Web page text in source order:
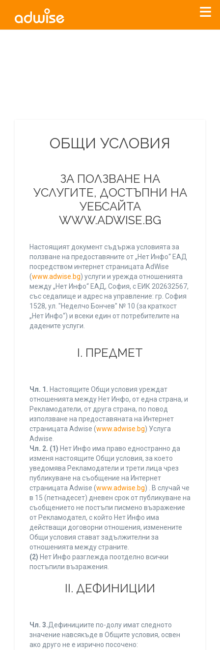
ОБЩИ УСЛОВИЯ
ЗА ПОЛЗВАНЕ НА
УСЛУГИТЕ, ДОСТЪПНИ НА
УЕБСАЙТА
WWW.ADWISE.BG
Настоящият документ съдържа условията за
ползване на предоставяните от „Нет Инфо“ ЕАД
посредством интернет страницата AdWise
(www.adwise.bg) услуги и урежда отношенията
между „Нет Инфо“ ЕАД, София, с ЕИК 202632567,
със седалище и адрес на управление: гр. София
1528, ул. "Неделчо Бончев" № 10 (за краткост
„Нет Инфо“) и всеки един от потребителите на
дадените услуги.
І. ПРЕДМЕТ
Чл. 1. Настоящите Общи условия уреждат
отношенията между Нет Инфо, от една страна, и
Рекламодатели, от друга страна, по повод
използване на предоставяната на Интернет
страницата Adwise (www.adwise.bg) Услуга
Adwise.
Чл. 2. (1) Нет Инфо има право едностранно да
изменя настоящите Общи условия, за което
уведомява Рекламодатели и трети лица чрез
публикуване на съобщение на Интернет
страницата Adwise (www.adwise.bg) . В случай че
в 15 (петнадесет) дневен срок от публикуване на
съобщението не постъпи писмено възражение
от Рекламодател, с който Нет Инфо има
действащи договорни отношения, изменените
Общи условия стават задължителни за
отношенията между страните.
(2) Нет Инфо разглежда поотделно всички
постъпили възражения.
ІІ. ДЕФИНИЦИИ
Чл. 3.Дефинициите по-долу имат следното
значение навсякъде в Общите условия, освен
ако друго не е изрично посочено: